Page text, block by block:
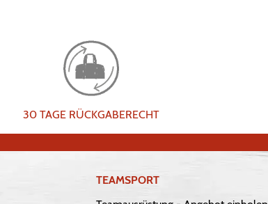
30 TAGE RÜCKGABERECHT
TEAMSPORT